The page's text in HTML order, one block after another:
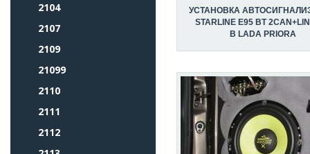
2104
2107
2109
21099
2110
2111
2112
УСТАНОВКА
STARLINE E95 BT
В LADA PRIORA